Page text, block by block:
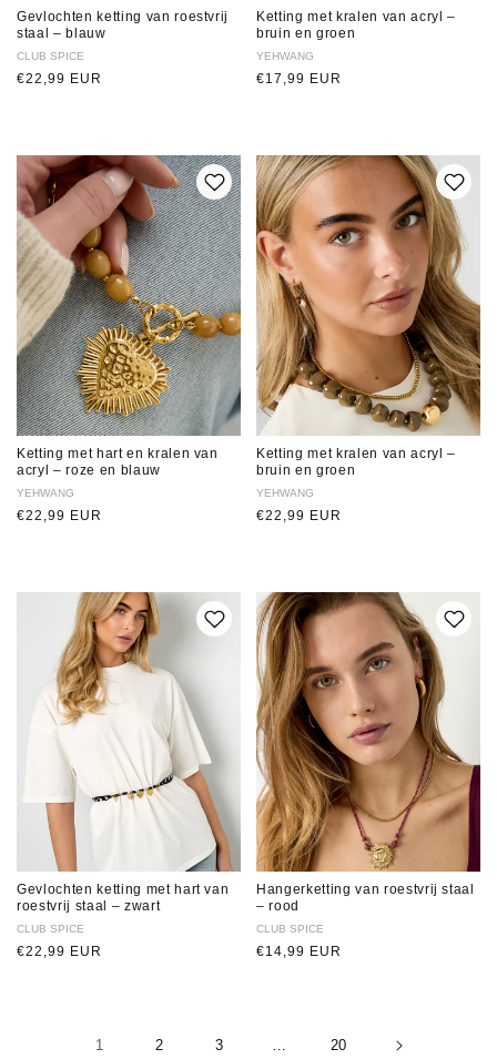
Gevlochten ketting van roestvrij
staal – blauw
Verkoper:
CLUB SPICE
Normale
€22,99 EUR
Ketting met kralen van acryl –
bruin en groen
Verkoper:
YEHWANG
Normale
€17,99 EUR
Ketting met hart en kralen van
acryl – roze en blauw
Verkoper:
YEHWANG
Normale
€22,99 EUR
Ketting met kralen van acryl –
bruin en groen
Verkoper:
YEHWANG
Normale
€22,99 EUR
Gevlochten ketting met hart van
roestvrij staal – zwart
Verkoper:
CLUB SPICE
Normale
€22,99 EUR
Hangerketting van roestvrij staal
– rood
Verkoper:
CLUB SPICE
Normale
€14,99 EUR
1 2 3 … 20